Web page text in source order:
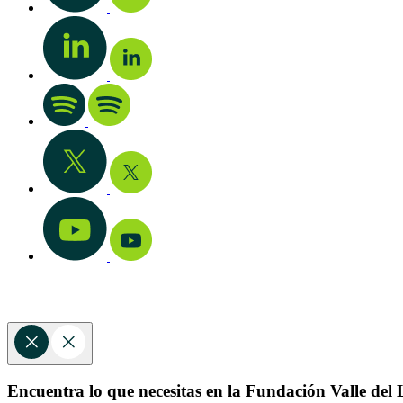
Encuentra lo que necesitas en la Fundación Valle del